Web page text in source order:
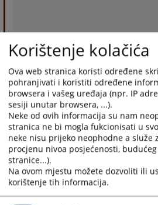
Korištenje kolačića
Ova web stranica koristi određene
pohranjivati i koristiti određene
browsera i vašeg uređaja (npr. IP
sesiji unutar browsera, ...).
Neke od ovih informacija su nam
stranica ne bi mogla fukcionisati u
neke nisu prijeko neophodne a služe
procjenu nivoa posjećenosti,
stranice...).
Na ovom mjestu možete dozvoliti ili
korištenje tih informacija.